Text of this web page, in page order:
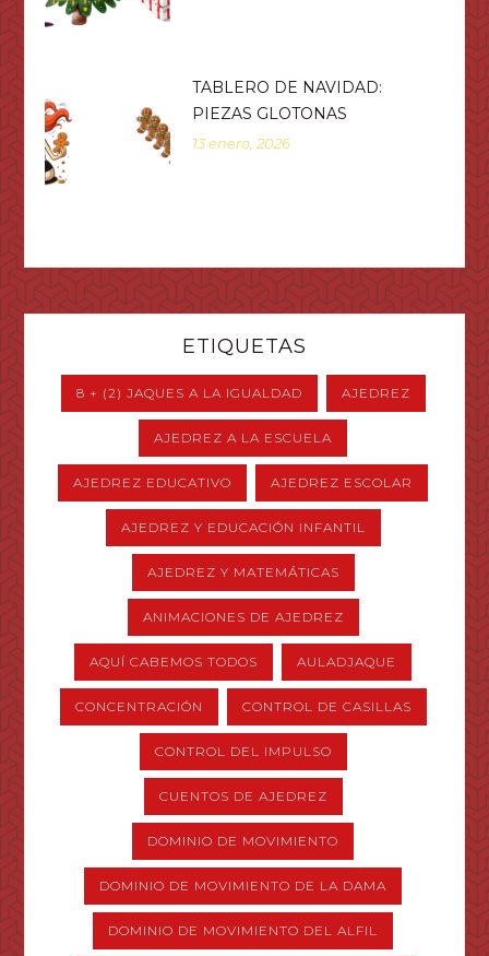
TABLERO DE NAVIDAD:
PIEZAS GLOTONAS
13 enero, 2026
ETIQUETAS
8 + (2) JAQUES A LA IGUALDAD AJEDREZ
AJEDREZ A LA ESCUELA
AJEDREZ EDUCATIVO AJEDREZ ESCOLAR
AJEDREZ Y EDUCACIÓN INFANTIL
AJEDREZ Y MATEMÁTICAS
ANIMACIONES DE AJEDREZ
AQUÍ CABEMOS TODOS AULADJAQUE
CONCENTRACIÓN CONTROL DE CASILLAS
CONTROL DEL IMPULSO
CUENTOS DE AJEDREZ
DOMINIO DE MOVIMIENTO
DOMINIO DE MOVIMIENTO DE LA DAMA
DOMINIO DE MOVIMIENTO DEL ALFIL